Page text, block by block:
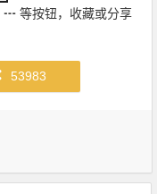
┅ 等按钮，收藏或分享
53983